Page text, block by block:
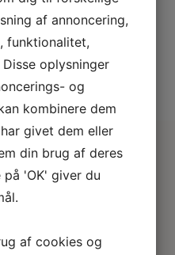
af annoncering,
funktionalitet,
oplysninger
og
kombinere dem
givet dem eller
din brug af deres
'OK' giver du
af cookies og